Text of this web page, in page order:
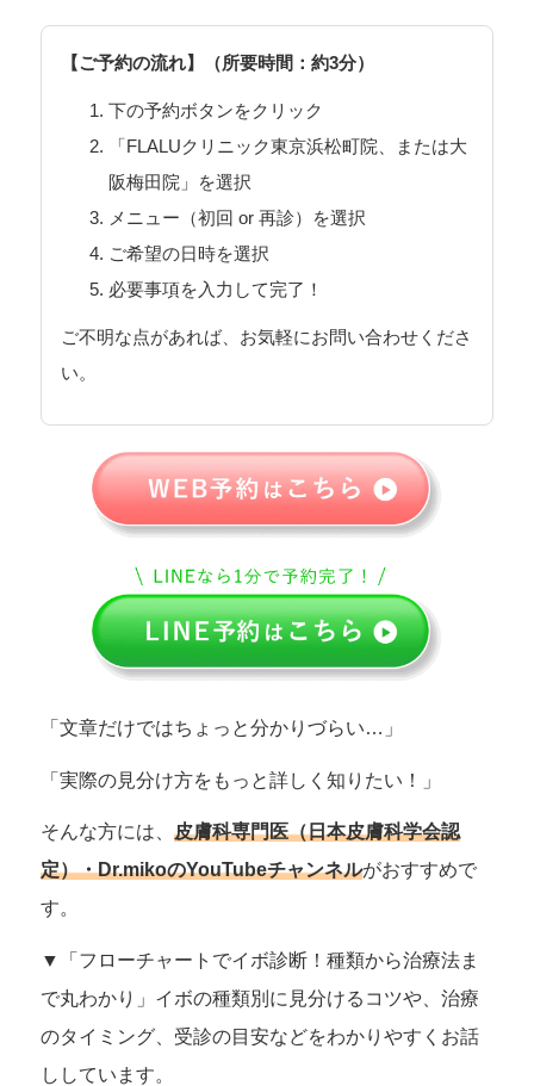
【ご予約の流れ】（所要時間：約3分）
下の予約ボタンをクリック
「FLALUクリニック東京浜松町院、または大
阪梅田院」を選択
メニュー（初回 or 再診）を選択
ご希望の日時を選択
必要事項を入力して完了！
ご不明な点があれば、お気軽にお問い合わせくださ
い。
「文章だけではちょっと分かりづらい…」
「実際の見分け方をもっと詳しく知りたい！」
そんな方には、 皮膚科専門医（日本皮膚科学会認
定）・Dr.mikoのYouTubeチャンネルがおすすめで
す。
▼「フローチャートでイボ診断！種類から治療法ま
で丸わかり」イボの種類別に見分けるコツや、治療
のタイミング、受診の目安などをわかりやすくお話
ししています。